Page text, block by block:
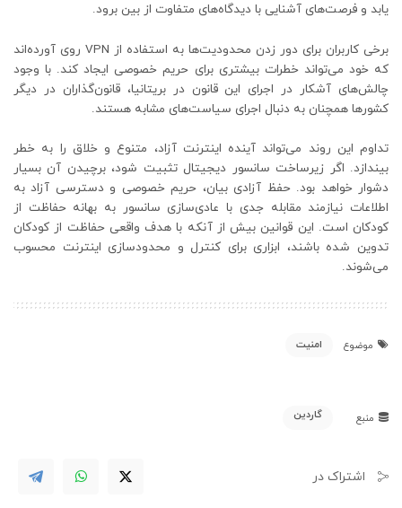
یابد و فرصت‌های آشنایی با دیدگاه‌های متفاوت از بین برود.
برخی کاربران برای دور زدن محدودیت‌ها به استفاده از VPN روی آورده‌اند
که خود می‌تواند خطرات بیشتری برای حریم خصوصی ایجاد کند. با وجود
چالش‌های آشکار در اجرای این قانون در بریتانیا، قانون‌گذاران در دیگر
کشورها همچنان به دنبال اجرای سیاست‌های مشابه هستند.
تداوم این روند می‌تواند آینده اینترنت آزاد، متنوع و خلاق را به خطر
بیندازد. اگر زیرساخت سانسور دیجیتال تثبیت شود، برچیدن آن بسیار
دشوار خواهد بود. حفظ آزادی بیان، حریم خصوصی و دسترسی آزاد به
اطلاعات نیازمند مقابله جدی با عادی‌سازی سانسور به بهانه حفاظت از
کودکان است. این قوانین بیش از آنکه با هدف واقعی حفاظت از کودکان
تدوین شده باشند، ابزاری برای کنترل و محدودسازی اینترنت محسوب
می‌شوند.
موضوع امنیت
منبع گاردین
اشتراک در